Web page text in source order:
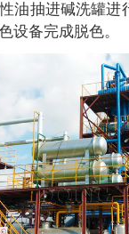
油抽进碱洗罐进
设备完成脱色。